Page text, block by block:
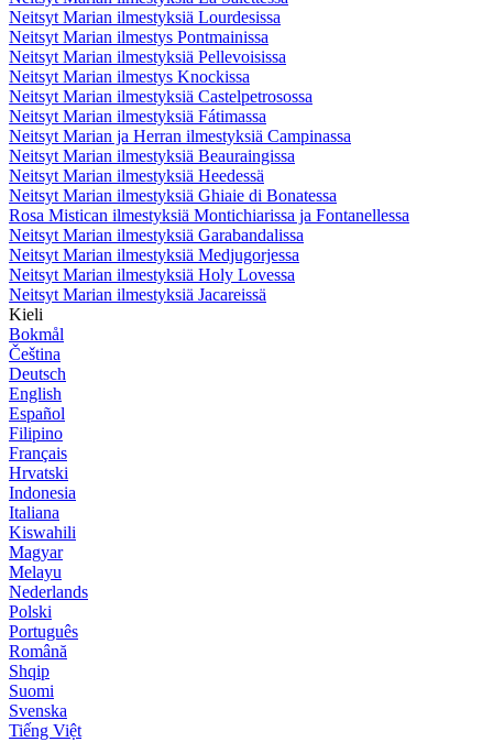
Neitsyt Marian ilmestyksiä Lourdesissa
Neitsyt Marian ilmestys Pontmainissa
Neitsyt Marian ilmestyksiä Pellevoisissa
Neitsyt Marian ilmestys Knockissa
Neitsyt Marian ilmestyksiä Castelpetrosossa
Neitsyt Marian ilmestyksiä Fátimassa
Neitsyt Marian ja Herran ilmestyksiä Campinassa
Neitsyt Marian ilmestyksiä Beauraingissa
Neitsyt Marian ilmestyksiä Heedessä
Neitsyt Marian ilmestyksiä Ghiaie di Bonatessa
Rosa Mistican ilmestyksiä Montichiarissa ja Fontanellessa
Neitsyt Marian ilmestyksiä Garabandalissa
Neitsyt Marian ilmestyksiä Medjugorjessa
Neitsyt Marian ilmestyksiä Holy Lovessa
Neitsyt Marian ilmestyksiä Jacareissä
Kieli
Bokmål
Čeština
Deutsch
English
Español
Filipino
Français
Hrvatski
Indonesia
Italiana
Kiswahili
Magyar
Melayu
Nederlands
Polski
Português
Română
Shqip
Suomi
Svenska
Tiếng Việt